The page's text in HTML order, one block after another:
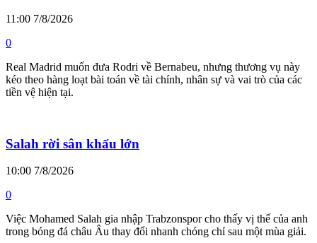
11:00 7/8/2026
0
Real Madrid muốn đưa Rodri về Bernabeu, nhưng thương vụ này
kéo theo hàng loạt bài toán về tài chính, nhân sự và vai trò của các
tiền vệ hiện tại.
Salah rời sân khấu lớn
10:00 7/8/2026
0
Việc Mohamed Salah gia nhập Trabzonspor cho thấy vị thế của anh
trong bóng đá châu Âu thay đổi nhanh chóng chỉ sau một mùa giải.